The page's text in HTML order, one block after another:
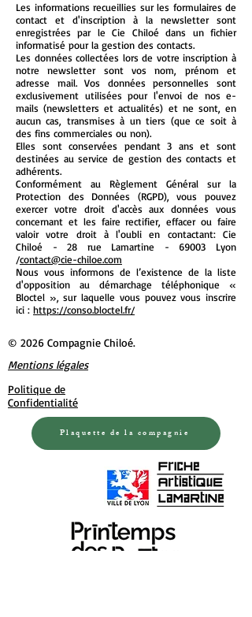
Les informations recueillies sur les formulaires de
contact et d'inscription à la newsletter sont
enregistrées par le Cie Chiloé dans un fichier
informatisé pour la gestion des contacts.
Les données collectées lors de votre inscription à
notre newsletter sont vos nom, prénom et
adresse mail. Vos données personnelles sont
exclusivement utilisées pour l'envoi de nos e-
mails (newsletters et actualités) et ne sont, en
aucun cas, transmises à un tiers (que ce soit à
des fins commerciales ou non).
Elles sont conservées pendant 3 ans et sont
destinées au service de gestion des contacts et
adhérents.
Conformément au Règlement Général sur la
Protection des Données (RGPD), vous pouvez
exercer votre droit d'accès aux données vous
concernant et les faire rectifier, effacer ou faire
valoir votre droit à l'oubli en contactant: Cie
Chiloé - 28 rue Lamartine - 69003 Lyon
/contact@cie-chiloe.com
Nous vous informons de l’existence de la liste
d'opposition au démarchage téléphonique «
Bloctel », sur laquelle vous pouvez vous inscrire
ici : https://conso.bloctel.fr/
© 2026 Compagnie Chiloé.
Mentions légales
Politique de
Confidentialité
Plaquette de la compagnie